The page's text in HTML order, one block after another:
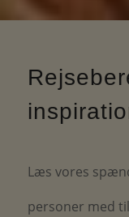
Læs vores
personer med